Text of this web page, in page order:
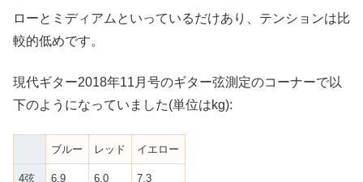
ローとミディアムといっているだけあり、テンションは比
較的低めです。
現代ギター2018年11月号のギター弦測定のコーナーで以
下のようになっていました(単位はkg):
ブルー レッド イエロー
4弦 6.9 6.0 7.3